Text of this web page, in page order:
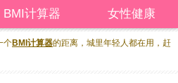
BMI计算器 女性健康
个BMI计算器的距离，城里年轻人都在用，赶